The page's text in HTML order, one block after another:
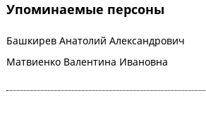
Упоминаемые персоны
Башкирев Анатолий Александрович
Матвиенко Валентина Ивановна